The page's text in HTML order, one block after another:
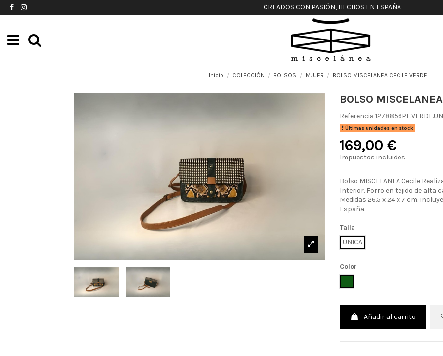
CREADOS CON PASIÓN, HECHOS EN ESPAÑA
Inicio COLECCIÓN BOLSOS MUJER BOLSO MISCELANEA CECILE VERDE
BOLSO
Referencia
Últimas unidades en stock
169,00 €
Impuestos incluidos
Bolso MISCELANEA Cecile
Interior. Forro en tejido de alta
Medidas 26.5 x 24 x 7 cm.
España.
Talla
UNICA
Color
Añadir al carrito